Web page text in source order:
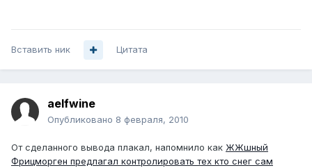
Вставить ник Цитата
aelfwine
Опубликовано 8 февраля, 2010
От сделанного вывода плакал, напомнило как ЖЖшный
Фрицморген предлагал контролировать тех кто снег сам